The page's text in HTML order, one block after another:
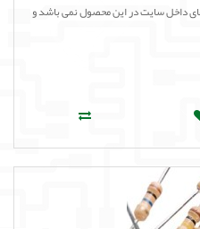
تایی (تمام رنج های داخل سایت در این محصول نمی باشد و